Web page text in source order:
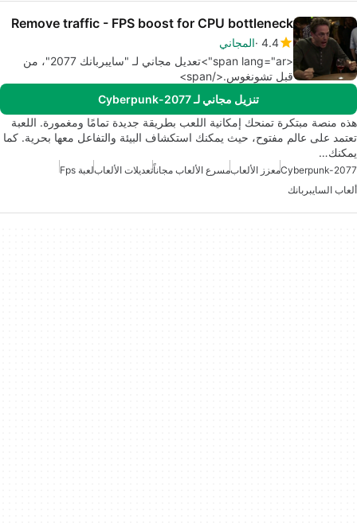
Remove traffic - FPS boost for CPU bottleneck
4.4 المجاني
<span lang="ar">تعديل مجاني لـ "سايبربانك 2077"، من
قبل تشونغوس.</span>
تنزيل مجاني لـ Cyberpunk-2077
هذه منصة مبتكرة تمنحك إمكانية اللعب بطريقة جديدة تمامًا ومغمورة. اللعبة
تعتمد على عالم مفتوح، حيث يمكنك استكشاف البيئة والتفاعل معها بحرية. كما
يمكنك…
Cyberpunk-2077معزز الألعابمسرع الألعاب مجاناًتعديلات الألعابلعبة Fps
ألعاب السايبربانك